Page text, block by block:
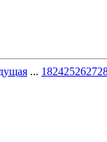
... 1824252627